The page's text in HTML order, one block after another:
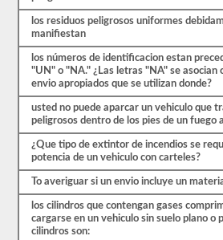
paso
para
obtener
el
respaldo.
También
tendrá
que
tomar
sus
huellas
digitales
aprobar
una
evaluación
amenazas
los residuos peligrosos uniformes
manifiestan
los números de identificacion estan
"UN" o "NA." ¿Las letras "NA" se asocian
envio apropiados que se utilizan donde?
usted no puede aparcar un vehiculo que
peligrosos dentro de los pies de un fuego
¿Que tipo de extintor de incendios se
potencia de un vehiculo con carteles?
To averiguar si un envio incluye un
los cilindros que contengan gases
cargarse en un vehiculo sin suelo plano o
cilindros son: